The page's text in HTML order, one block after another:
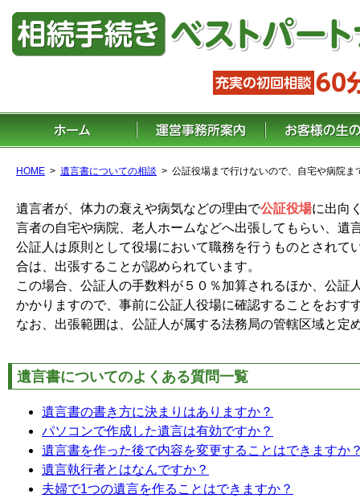
HOME 遺言書についての相談 公証役場まで行けないので、自宅や病院
遺言者が、体力の衰えや病気などの理由で公証役場に出向
言者の自宅や病院、老人ホームなどへ出張してもらい、遺
公証人は原則として役場において職務を行うものとされて
合は、出張することが認められています。
この場合、公証人の手数料が５０％加算されるほか、公証
かかりますので、事前に公証人役場に確認することをおす
なお、出張範囲は、公証人が属する法務局の管轄区域と定
遺言書についてのよくある質問一覧
遺言書の書き方に決まりはありますか？
パソコンで作成した遺言は有効ですか？
遺言書を作った後で内容を変更することはできますか
遺言執行者とはなんですか？
夫婦で1つの遺言を作ることはできますか？